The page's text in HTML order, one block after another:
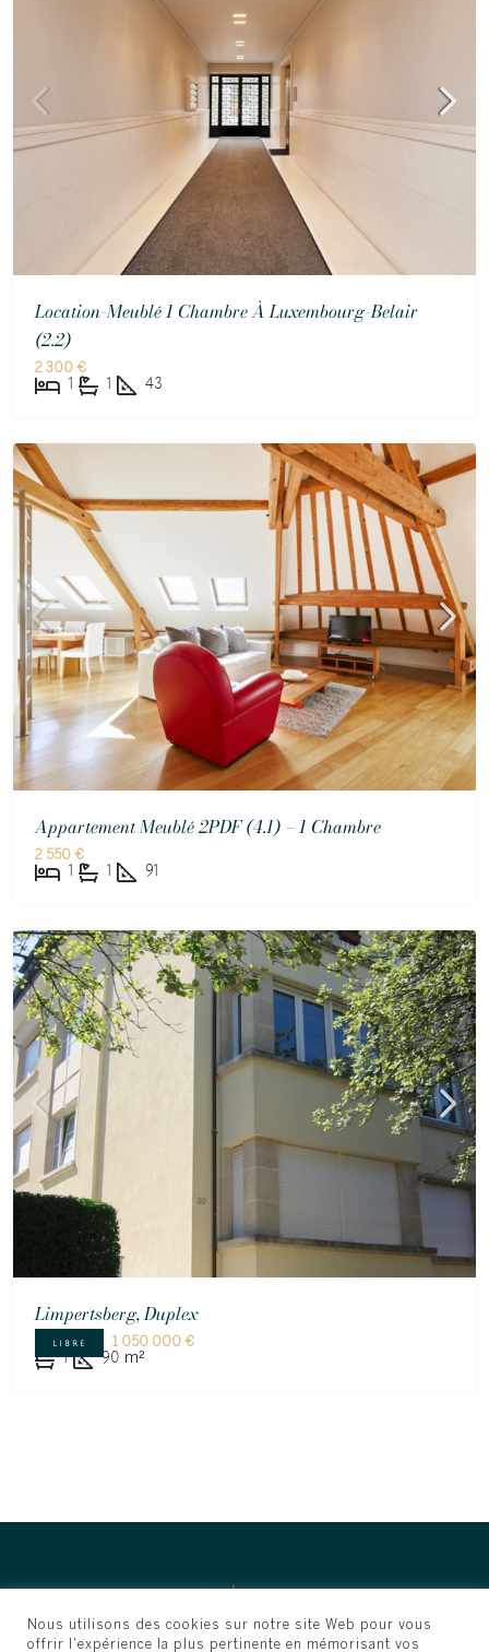
Location-Meublé 1 Chambre À Luxembourg-Belair
(2.2)
2 300 €
1 1 43
Appartement Meublé 2PDF (4.1) – 1 Chambre
2 550 €
1 1 91
Limpertsberg, Duplex
LIBRE 1 050 000 €
1 90 m²
Nous utilisons des cookies sur notre site Web pour vous
offrir l'expérience la plus pertinente en mémorisant vos